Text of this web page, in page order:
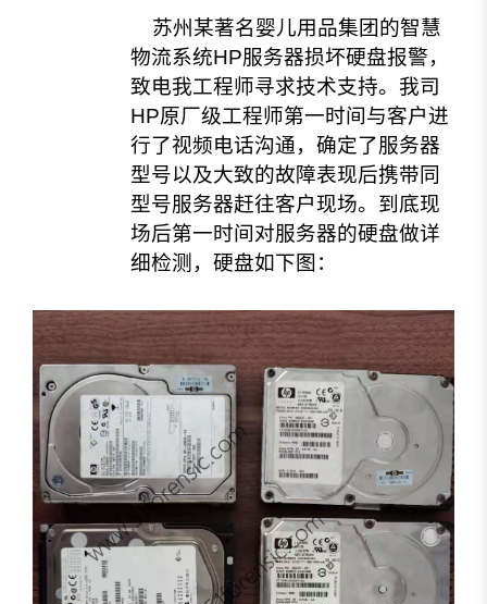
苏州某著名婴儿用品集团的智慧
物流系统HP服务器损坏硬盘报警，
致电我工程师寻求技术支持。我司
HP原厂级工程师第一时间与客户进
行了视频电话沟通，确定了服务器
型号以及大致的故障表现后携带同
型号服务器赶往客户现场。 到底现
场后第一时间对服务器的硬盘做详
细检测，硬盘如下图：